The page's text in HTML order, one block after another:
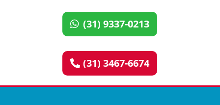
(31) 9337-0213
(31) 3467-6674